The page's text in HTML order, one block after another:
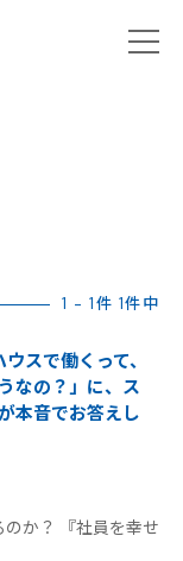
1 - 1件 1件中
ウスで働くって、
なの？」に、ス
本音でお答えし
か？ 『社員を幸せ